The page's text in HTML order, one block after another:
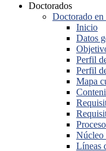
Doctorados
Doctorado
Inicio
Datos
Perfil
Perfil
Mapa
Núcleo
Líneas